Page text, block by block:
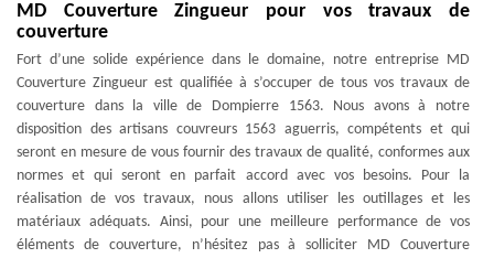
MD Couverture Zingueur pour vos travaux de
couverture
Fort d’une solide expérience dans le domaine, notre entreprise MD
Couverture Zingueur est qualifiée à s’occuper de tous vos travaux de
couverture dans la ville de Dompierre 1563. Nous avons à notre
disposition des artisans couvreurs 1563 aguerris, compétents et qui
seront en mesure de vous fournir des travaux de qualité, conformes aux
normes et qui seront en parfait accord avec vos besoins. Pour la
réalisation de vos travaux, nous allons utiliser les outillages et les
matériaux adéquats. Ainsi, pour une meilleure performance de vos
éléments de couverture, n’hésitez pas à solliciter MD Couverture